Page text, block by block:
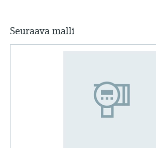
Seuraava malli